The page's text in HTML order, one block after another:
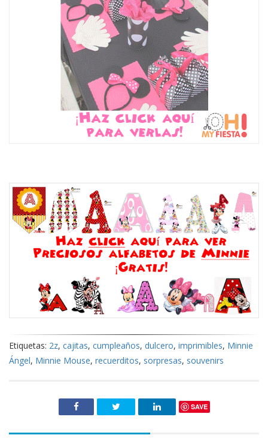
Etiquetas: 2z, cajitas, cumpleaños, dulcero, imprimibles, Minnie
Ángel, Minnie Mouse, recuerditos, sorpresas, souvenirs
SAVE